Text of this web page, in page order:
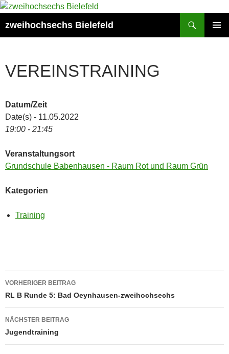
Zum
springen
zweihochsechs Bielefeld
VEREINSTRAINING
Datum/Zeit
Date(s) - 11.05.2022
19:00 - 21:45
Veranstaltungsort
Grundschule Babenhausen - Raum Rot und Raum Grün
Kategorien
Training
Beitragsnavigation
VORHERIGER BEITRAG
RL B Runde 5: Bad Oeynhausen-zweihochsechs
NÄCHSTER BEITRAG
Jugendtraining